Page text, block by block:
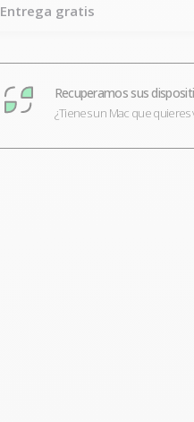
Entrega gratis
Recuperamos sus
¿Tienes un Mac que quieres